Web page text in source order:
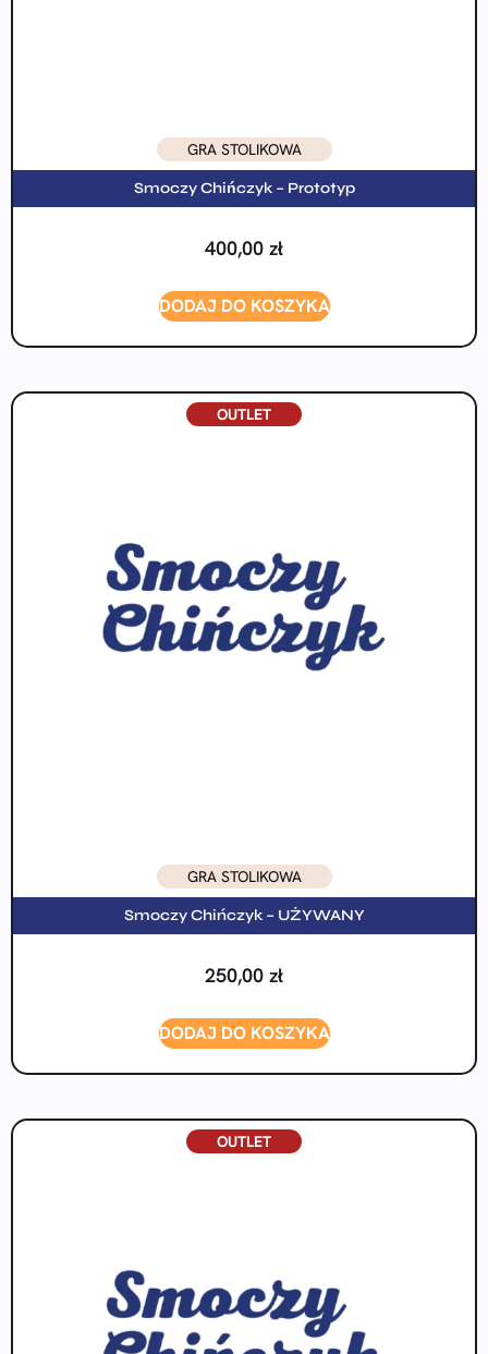
GRA STOLIKOWA
Smoczy Chińczyk – Prototyp
400,00 zł
DODAJ DO KOSZYKA
OUTLET
GRA STOLIKOWA
Smoczy Chińczyk – UŻYWANY
250,00 zł
DODAJ DO KOSZYKA
OUTLET